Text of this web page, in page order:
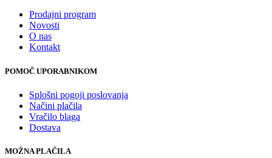
Prodajni program
Novosti
O nas
Kontakt
POMOČ UPORABNIKOM
Splošni pogoji poslovanja
Načini plačila
Vračilo blaga
Dostava
MOŽNA PLAČILA